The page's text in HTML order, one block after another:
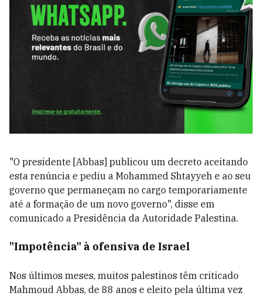
"O presidente [Abbas] publicou um decreto aceitando
esta renúncia e pediu a Mohammed Shtayyeh e ao seu
governo que permaneçam no cargo temporariamente
até a formação de um novo governo", disse em
comunicado a Presidência da Autoridade Palestina.
"Impotência" à ofensiva de Israel
Nos últimos meses, muitos palestinos têm criticado
Mahmoud Abbas, de 88 anos e eleito pela última vez